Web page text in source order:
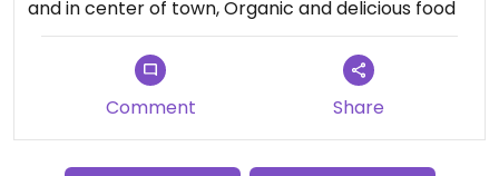
should definitely pay them a visit!
and in center of town, Organic and delicious food
Comment Share